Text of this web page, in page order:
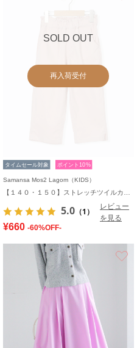
SOLD OUT
再入荷受付
タイムセール対象 ポイント10%
Samansa Mos2 Lagom（KIDS）
5.0 （1）
レビュー
を見る
¥660 -60%OFF-